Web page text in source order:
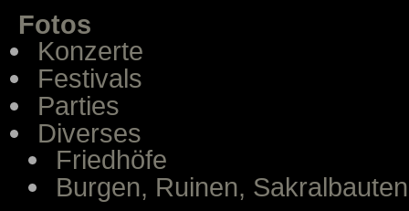
Fotos
Konzerte
Festivals
Parties
Diverses
Friedhöfe
Burgen, Ruinen, Sakralbauten